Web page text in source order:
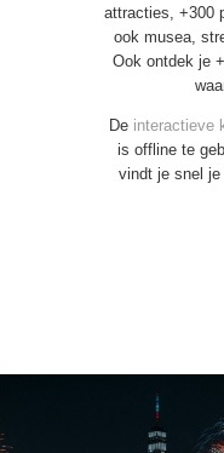
attracties, +300
ook musea,
Ook ontdek je
De interactieve
is offline te
vindt je snel